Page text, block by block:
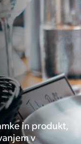
in produkt,
v